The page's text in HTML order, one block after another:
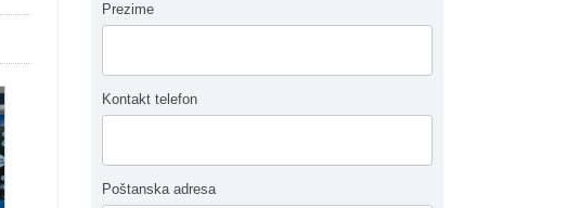
Prezime
Kontakt telefon
Poštanska adresa